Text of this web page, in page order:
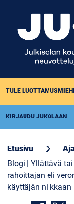
TULE
KIRJAUDU JUKOLAAN
Etusivu chevron_right
Blogi | Yllättävä
rahoittajan eli
käyttäjän nilkkaan